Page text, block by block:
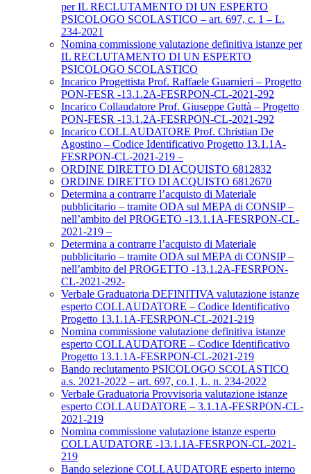
per IL RECLUTAMENTO DI UN ESPERTO
PSICOLOGO SCOLASTICO – art. 697, c. 1 – L.
234-2021
Nomina commissione valutazione definitiva istanze per
IL RECLUTAMENTO DI UN ESPERTO
PSICOLOGO SCOLASTICO
Incarico Progettista Prof. Raffaele Guarnieri – Progetto
PON-FESR -13.1.2A-FESRPON-CL-2021-292
Incarico Collaudatore Prof. Giuseppe Guttà – Progetto
PON-FESR -13.1.2A-FESRPON-CL-2021-292
Incarico COLLAUDATORE Prof. Christian De
Agostino – Codice Identificativo Progetto 13.1.1A-
FESRPON-CL-2021-219 –
ORDINE DIRETTO DI ACQUISTO 6812832
ORDINE DIRETTO DI ACQUISTO 6812670
Determina a contrarre l’acquisto di Materiale
pubblicitario – tramite ODA sul MEPA di CONSIP –
nell’ambito del PROGETO -13.1.1A-FESRPON-CL-
2021-219 –
Determina a contrarre l’acquisto di Materiale
pubblicitario – tramite ODA sul MEPA di CONSIP –
nell’ambito del PROGETTO -13.1.2A-FESRPON-
CL-2021-292-
Verbale Graduatoria DEFINITIVA valutazione istanze
esperto COLLAUDATORE – Codice Identificativo
Progetto 13.1.1A-FESRPON-CL-2021-219
Nomina commissione valutazione definitiva istanze
esperto COLLAUDATORE – Codice Identificativo
Progetto 13.1.1A-FESRPON-CL-2021-219
Bando reclutamento PSICOLOGO SCOLASTICO
a.s. 2021-2022 – art. 697, co.1, L. n. 234-2022
Verbale Graduatoria Provvisoria valutazione istanze
esperto COLLAUDATORE – 3.1.1A-FESRPON-CL-
2021-219
Nomina commissione valutazione istanze esperto
COLLAUDATORE -13.1.1A-FESRPON-CL-2021-
219
Bando selezione COLLAUDATORE esperto interno